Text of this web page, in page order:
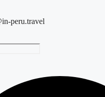
peru.travel